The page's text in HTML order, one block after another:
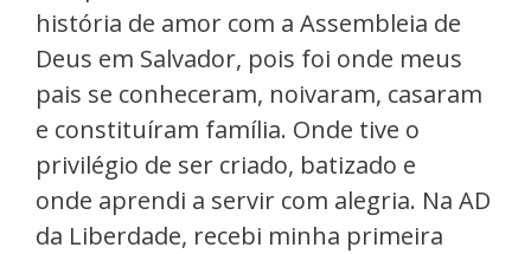
história de amor com a Assembleia de
Deus em Salvador, pois foi onde meus
pais se conheceram, noivaram, casaram
e constituíram família. Onde tive o
privilégio de ser criado, batizado e
onde aprendi a servir com alegria. Na AD
da Liberdade, recebi minha primeira